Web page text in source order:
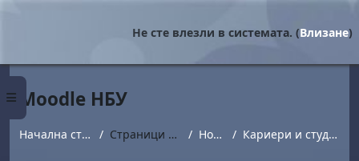
Страничен панел
Не сте влезли в системата. (Влизане)
Moodle НБУ
Начална страница Страници от сайта Новини Кариери и студенти 2019